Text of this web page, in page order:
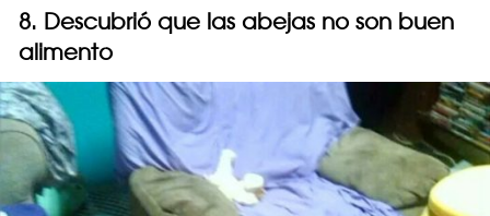
8. Descubrió que las abejas no son buen
alimento